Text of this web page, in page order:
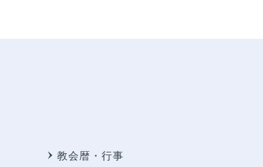
教会暦・行事